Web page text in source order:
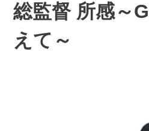
総監督 所感～
えて～